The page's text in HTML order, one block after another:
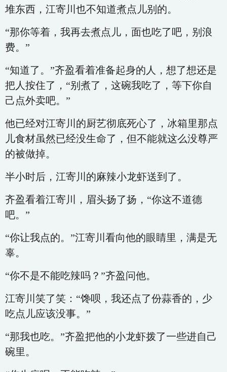
堆东西，江寄川也不知道煮点儿别的。
“那你等着，我再去煮点儿，面也吃了吧，别浪
费。”
“知道了。”齐盈看着准备起身的人，想了想还是
把人按住了，“别煮了，这碗我吃了，等下你自
己点外卖吧。”
他已经对江寄川的厨艺彻底死心了，冰箱里那点
儿食材虽然已经没生命了，但不能就这么没尊严
的被做掉。
半小时后，江寄川的麻辣小龙虾送到了。
齐盈看着江寄川，眉头扬了扬，“你这不道德
吧。”
“你让我点的。”江寄川看向他的眼睛里，满是无
辜。
“你不是不能吃辣吗？”齐盈问他。
江寄川笑了笑：“馋呗，我还点了份蒜香的，少
吃点儿应该没事。”
“那我也吃。”齐盈把他的小龙虾拨了一些进自己
碗里。